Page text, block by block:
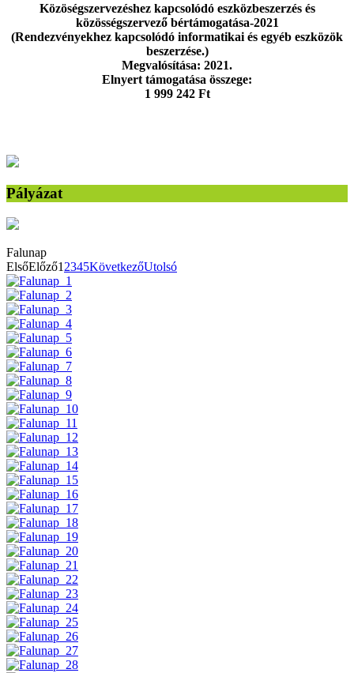
Közöségszervezéshez kapcsolódó eszközbeszerzés és
közösségszervező bértámogatása-2021
(Rendezvényekhez kapcsolódó informatikai és egyéb eszközök
beszerzése.)
Megvalósítása: 2021.
Elnyert támogatása összege:
1 999 242 Ft
Pályázat
Falunap
ElsőElőző1 2345KövetkezőUtolsó